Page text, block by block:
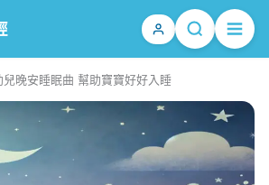
兒晚安睡眠曲 幫助寶寶好好入睡